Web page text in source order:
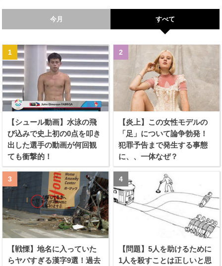
今月 すべて
【シュール動画】水泳の飛
び込みで史上初の0点を叩き
出した選手の動画が何回観
ても衝撃的！
【炎上】この女性モデルの
「足」について論争勃発！
犯罪予告まで発生する事態
に、、一体なぜ？
【戦慄】地名に入っていた
らヤバすぎる漢字9選！過去
【問題】5人を助けるために
1人を殺すことは正しいと思